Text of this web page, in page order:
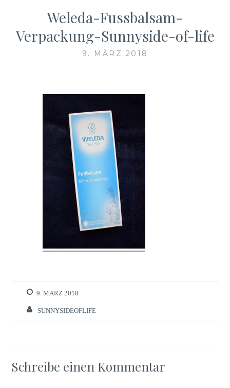
Weleda-Fussbalsam-
Verpackung-Sunnyside-of-life
9. MÄRZ 2018
9. MÄRZ 2018
SUNNYSIDEOFLIFE
Schreibe einen Kommentar